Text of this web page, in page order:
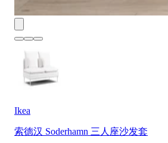
Ikea
索德汉 Soderhamn 三人座沙发套